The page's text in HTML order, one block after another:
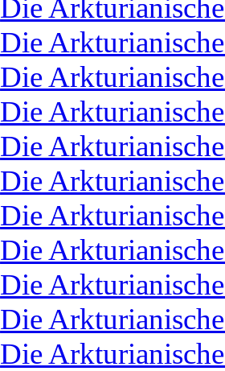
Die
Die
Die
Die
Die
Die
Die
Die
Die
Die
Die